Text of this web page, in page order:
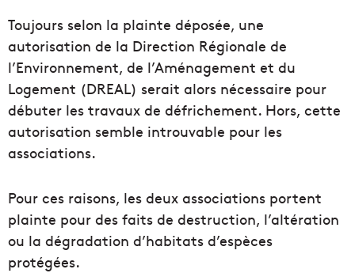
Toujours selon la plainte déposée, une
autorisation de la Direction Régionale de
l’Environnement, de l’Aménagement et du
Logement (DREAL) serait alors nécessaire pour
débuter les travaux de défrichement. Hors, cette
autorisation semble introuvable pour les
associations.
Pour ces raisons, les deux associations portent
plainte pour des faits de destruction, l’altération
ou la dégradation d’habitats d’espèces
protégées.